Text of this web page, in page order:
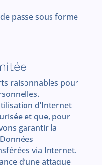
passe sous forme
raisonnables pour
d’Internet
et que, pour
garantir la
via Internet.
d’une attaque